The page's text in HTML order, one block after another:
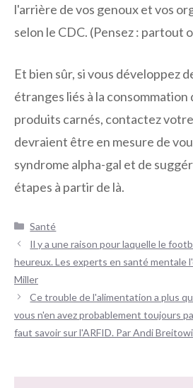
l'arrière de vos genoux et vos
selon le CDC. (Pensez : partout
Et bien sûr, si vous développez
étranges liés à la consommation
produits carnés, contactez
devraient être en mesure de
syndrome alpha-gal et de
étapes à partir de là.
Catégories
Santé
Navigation
des
Il y a une raison pour laquelle le
heureux. Les experts en santé mentale
Miller
Ce trouble de l'alimentation a plus
vous n'en avez probablement toujours
faut savoir sur l'ARFID. Par Andi